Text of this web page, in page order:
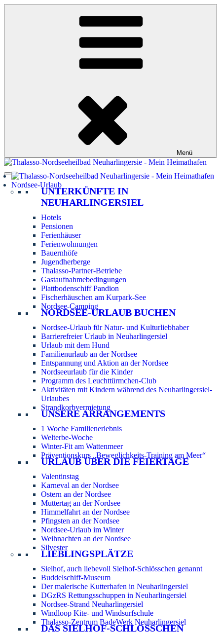
Zum
Menü
Nordsee-Urlaub
UNTERKÜNFTE IN
NEUHARLINGERSIEL
Hotels
Pensionen
Ferienhäuser
Ferienwohnungen
Bauernhöfe
Jugendherberge
Thalasso-Partner-Betriebe
Gastaufnahmebedingungen
Plattbodenschiff Pandion
Fischerhäuschen am Kurpark-See
Nordsee-Camping
NORDSEE-URLAUB BUCHEN
Nordsee-Urlaub für Natur- und Kulturliebhaber
Barrierefreier Urlaub in Neuharlingersiel
Urlaub mit dem Hund
Familienurlaub an der Nordsee
Entspannung und Aktion an der Nordsee
Nordseeurlaub für die Kinder
Programm des Leuchttürmchen-Club
Aktivitäten mit Kindern während des Neuharlingersiel-
Urlaubes
Strandkorbvermietung
UNSERE ARRANGEMENTS
1 Woche Familienerlebnis
Welterbe-Woche
Winter-Fit am Wattenmeer
Präventionskurs „Beweglichkeits-Training am Meer“
URLAUB ÜBER DIE FEIERTAGE
Valentinstag
Karneval an der Nordsee
Ostern an der Nordsee
Muttertag an der Nordsee
Himmelfahrt an der Nordsee
Pfingsten an der Nordsee
Nordsee-Urlaub im Winter
Weihnachten an der Nordsee
Silvester
LIEBLINGSPLÄTZE
Sielhof, auch liebevoll Sielhof-Schlösschen genannt
Buddelschiff-Museum
Der malerische Kutterhafen in Neuharlingersiel
DGzRS Rettungsschuppen in Neuharlingersiel
Nordsee-Strand Neuharlingersiel
Windloop Kite- und Windsurfschule
Thalasso-Zentrum BadeWerk Neuharlingersiel
DAS SIELHOF-SCHLÖSSCHEN